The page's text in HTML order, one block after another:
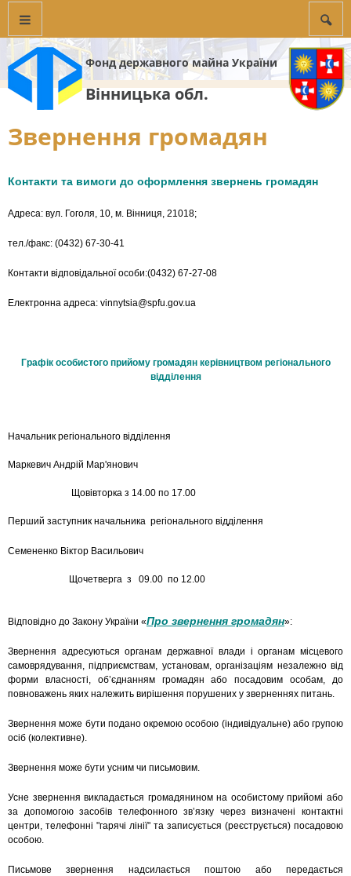
Фонд державного майна України
Вінницька обл.
Звернення громадян
Контакти та вимоги до оформлення звернень громадян
Адреса: вул. Гоголя, 10, м. Вінниця, 21018;
тел./факс: (0432) 67-30-41
Контакти відповідальної особи:(0432) 67-27-08
Електронна адреса: vinnytsia@spfu.gov.ua
Графік особистого прийому громадян керівництвом регіонального
відділення
Начальник регіонального відділення
Маркевич Андрій Мар'янович
Щовівторка з 14.00 по 17.00
Перший заступник начальника регіонального відділення
Семененко Віктор Васильович
Щочетверга з 09.00 по 12.00
Відповідно до Закону України «Про звернення громадян»:
Звернення адресуються органам державної влади і органам місцевого
самоврядування, підприємствам, установам, організаціям незалежно від
форми власності, об’єднанням громадян або посадовим особам, до
повноважень яких належить вирішення порушених у зверненнях питань.
Звернення може бути подано окремою особою (індивідуальне) або групою
осіб (колективне).
Звернення може бути усним чи письмовим.
Усне звернення викладається громадянином на особистому прийомі або
за допомогою засобів телефонного зв’язку через визначені контактні
центри, телефонні "гарячі лінії" та записується (реєструється) посадовою
особою.
Письмове звернення надсилається поштою або передається